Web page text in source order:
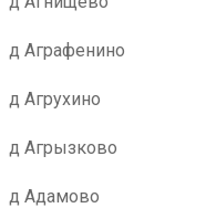
д Аграфенино
д Агрухино
д Агрызково
д Адамово